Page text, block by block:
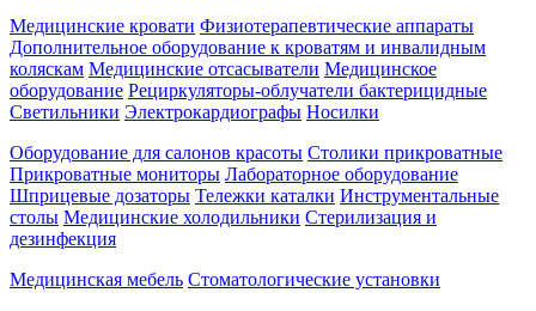
Медицинские кровати Физиотерапевтические аппараты
Дополнительное оборудование к кроватям и инвалидным
коляскам Медицинские отсасыватели Медицинское
оборудование Рециркуляторы-облучатели бактерицидные
Светильники Электрокардиографы Носилки
Оборудование для салонов красоты Столики прикроватные
Прикроватные мониторы Лабораторное оборудование
Шприцевые дозаторы Тележки каталки Инструментальные
столы Медицинские холодильники Стерилизация и
дезинфекция
Медицинская мебель Стоматологические установки